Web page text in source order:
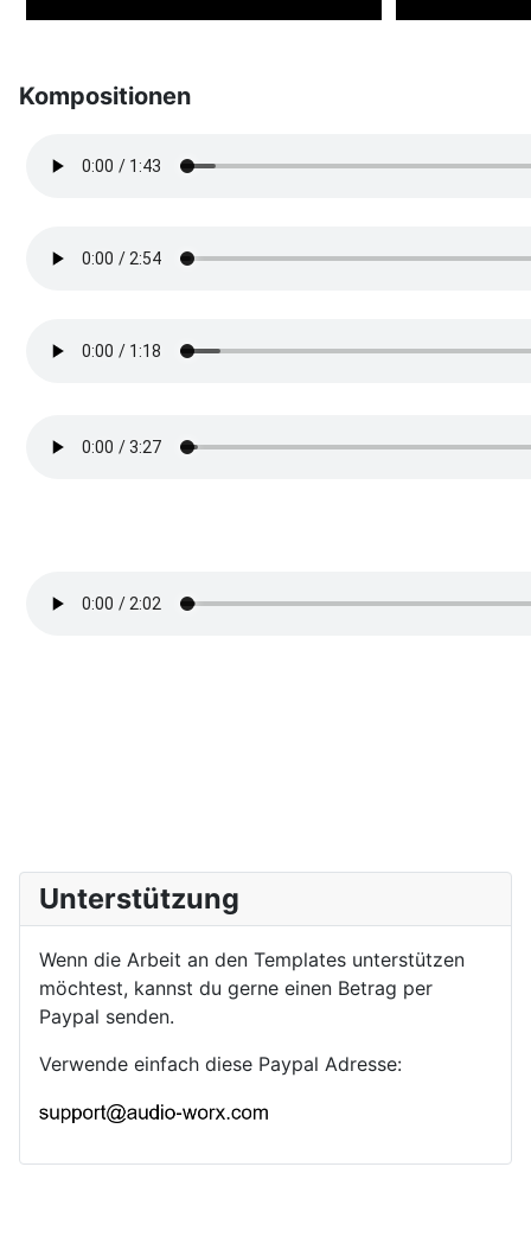
Kompositionen
Unterstützung
Wenn die Arbeit an den Templates unterstützen
möchtest, kannst du gerne einen Betrag per
Paypal senden.
Verwende einfach diese Paypal Adresse: